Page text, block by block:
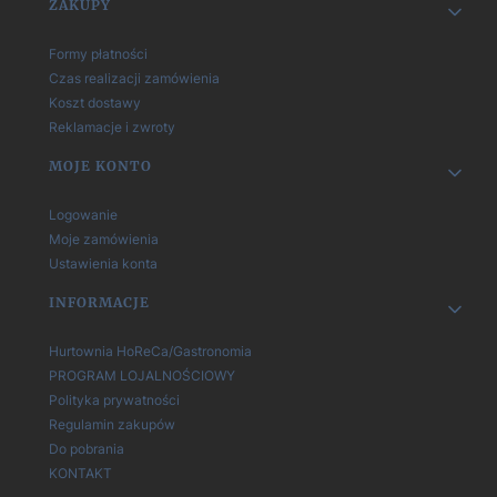
Linki w stopce
ZAKUPY
Formy płatności
Czas realizacji zamówienia
Koszt dostawy
Reklamacje i zwroty
MOJE KONTO
Logowanie
Moje zamówienia
Ustawienia konta
INFORMACJE
Hurtownia HoReCa/Gastronomia
PROGRAM LOJALNOŚCIOWY
Polityka prywatności
Regulamin zakupów
Do pobrania
KONTAKT